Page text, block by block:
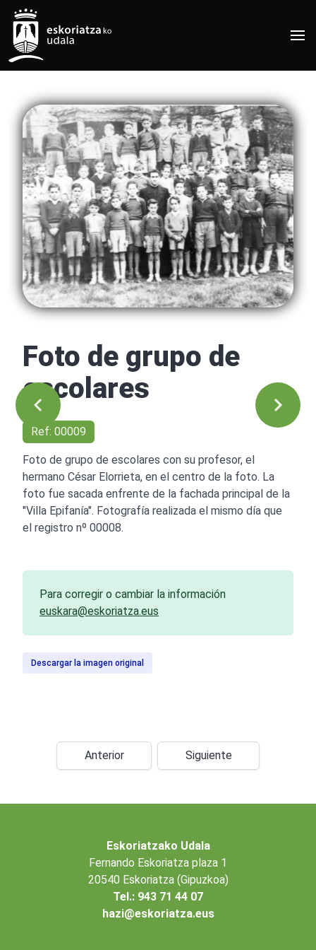
Foto de grupo de
escolares
Ref: 00009
Foto de grupo de escolares con su profesor, el
hermano César Elorrieta, en el centro de la foto. La
foto fue sacada enfrente de la fachada principal de la
"Villa Epifanía". Fotografía realizada el mismo día que
el registro nº 00008.
Para corregir o cambiar la información
euskara@eskoriatza.eus
Descargar la imagen original
Anterior Siguiente
Eskoriatzako Udala
Fernando Eskoriatza plaza 1
20540 Eskoriatza (Gipuzkoa)
Tel.: 943 71 44 07
hazi@eskoriatza.eus